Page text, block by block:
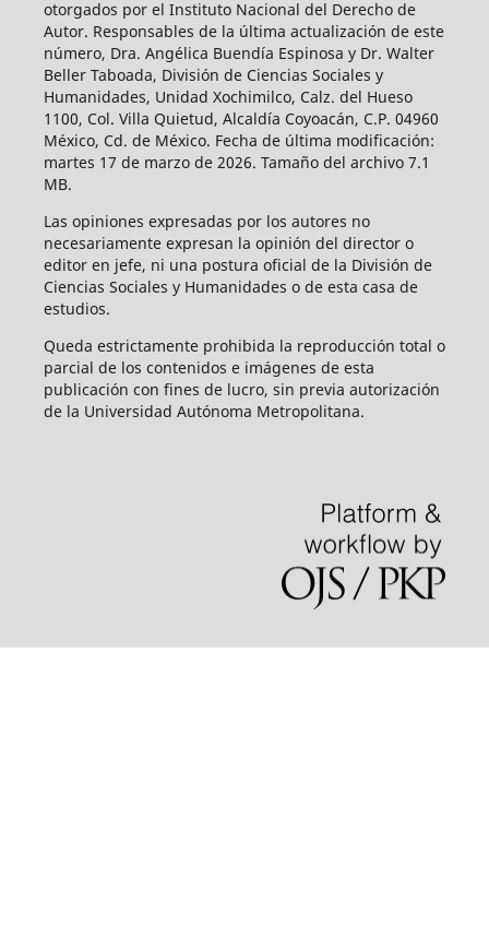
otorgados por el Instituto Nacional del Derecho de
Autor. Responsables de la última actualización de este
número, Dra. Angélica Buendía Espinosa y Dr. Walter
Beller Taboada, División de Ciencias Sociales y
Humanidades, Unidad Xochimilco, Calz. del Hueso
1100, Col. Villa Quietud, Alcaldía Coyoacán, C.P. 04960
México, Cd. de México. Fecha de última modificación:
martes 17 de marzo de 2026. Tamaño del archivo 7.1
MB.
Las opiniones expresadas por los autores no
necesariamente expresan la opinión del director o
editor en jefe, ni una postura oficial de la División de
Ciencias Sociales y Humanidades o de esta casa de
estudios.
Queda estrictamente prohibida la reproducción total o
parcial de los contenidos e imágenes de esta
publicación con fines de lucro, sin previa autorización
de la Universidad Autónoma Metropolitana.